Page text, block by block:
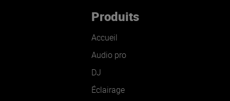
Produits
Accueil
Audio pro
DJ
Éclairage